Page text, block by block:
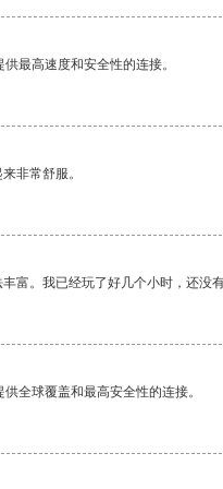
最高速度和安全性的连接。
非常舒服。
富。我已经玩了好几个小时，还没
全球覆盖和最高安全性的连接。